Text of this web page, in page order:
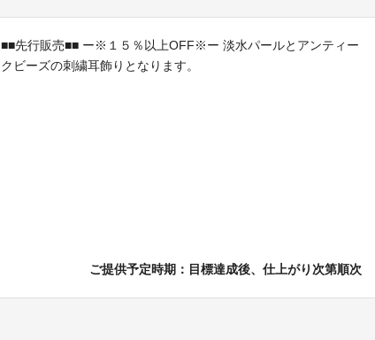
■■先行販売■■ ー※１５％以上OFF※ー 淡水パールとアンティー
クビーズの刺繍耳飾りとなります。
ご提供予定時期：目標達成後、仕上がり次第順次